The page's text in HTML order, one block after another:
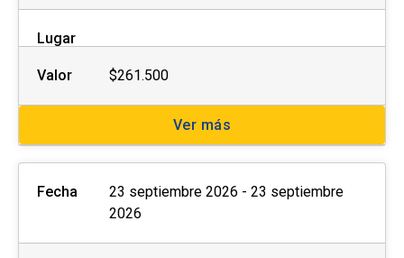
Lugar
Valor $261.500
Ver más
Fecha
23 septiembre 2026 - 23 septiembre
2026